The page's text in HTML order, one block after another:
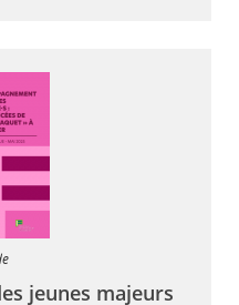
jeunes majeurs